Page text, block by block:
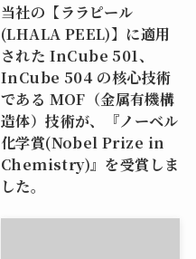
当社の【ララピール
(LHALA PEEL)】に適用
された InCube 501、
InCube 504 の核心技術
である MOF（金属有機構
造体）技術が、『ノーベル
化学賞(Nobel Prize in
Chemistry)』を受賞しま
した。